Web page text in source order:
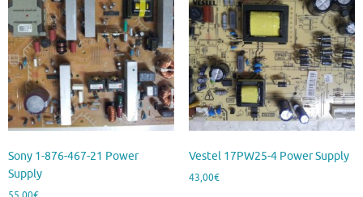
Sony 1-876-467-21 Power
Supply
Vestel 17PW25-4 Power Supply
43,00€